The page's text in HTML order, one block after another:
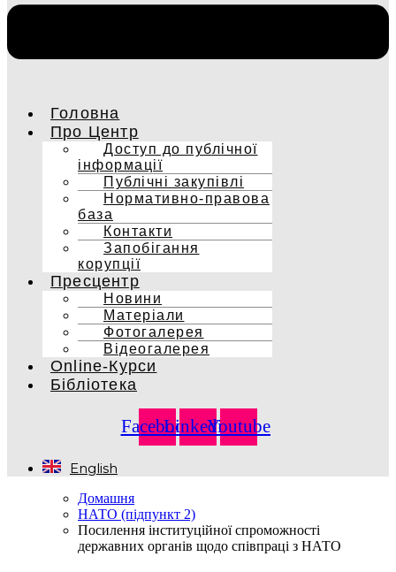
Головна
Про Центр
Доступ до публічної
інформації
Публічні закупівлі
Нормативно-правова
база
Контакти
Запобігання
корупції
Пресцентр
Новини
Матеріали
Фотогалерея
Відеогалерея
Online-Курси
Бібліотека
FacebookLinkedinYoutube
English
Домашня
НАТО (підпункт 2)
Посилення інституційної спроможності
державних органів щодо співпраці з НАТО